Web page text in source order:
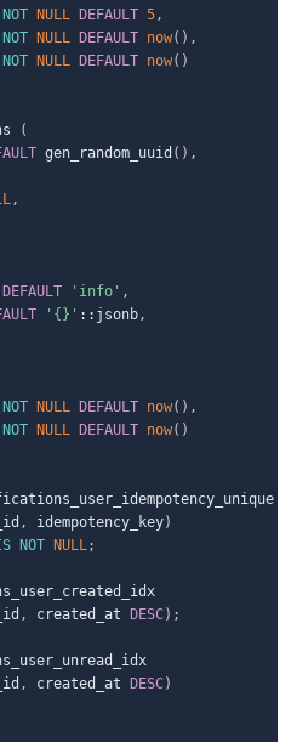
NOT NULL DEFAULT 5,
NOT NULL DEFAULT now( ) ,
NOT NULL DEFAULT now( )
(
gen_random_uuid ( ) ,
,
DEFAULT 'info' ,
'{}' ::jsonb,
NOT NULL DEFAULT now( ) ,
NOT NULL DEFAULT now( )
, idempotency_key)
NOT NULL;
, created_at DESC) ;
, created_at DESC)